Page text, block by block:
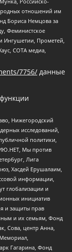
отношений им
Бориса Немцова за
Феминистское
Ингушетии, Прометей,
СОТА медиа,
7756/ данные
Нижегородский
исследований,
политики,
Мы против
Лига
Хасдей Ерушалаим,
информации,
глобализации и
инициатив
и защиты прав
и их семьям, Фонд
Сова, центр Анна,
Гагарина, Фонд